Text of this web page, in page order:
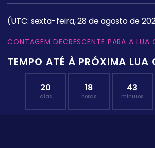
(UTC: sexta-feira, 28 de agosto de
CONTAGEM DECRESCENTE PARA A LUA
TEMPO ATÉ À PRÓXIMA LUA
20
dias
18
horas
43
minutos